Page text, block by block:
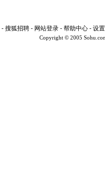
- 搜狐招聘 - 网站登录 - 帮助中心 - 设
Copyright © 2005